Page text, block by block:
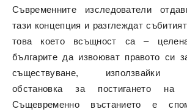
Съвременните изследователи
тази концепция и разглеждат
това което всъщност са –
българите да извоюват правото си
съществуване, използвайки
обстановка за постигането
Същевременно въстанието е